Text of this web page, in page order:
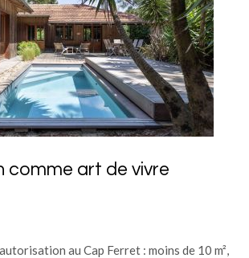
comme art de vivre
au Cap Ferret : moins de 10 m²,